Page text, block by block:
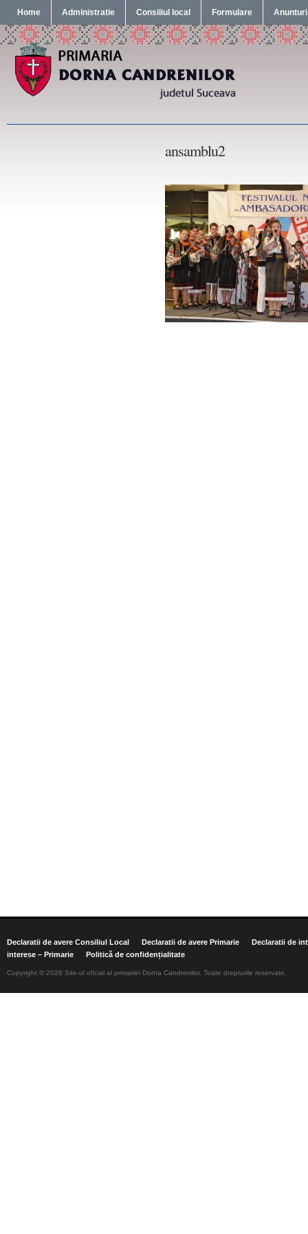
Home Administratie Consiliul local Formulare Anunturi
ansamblu2
Declaratii de avere Consiliul Local Declaratii de avere Primarie
Declaratii de
interese – Primarie
Politică de confidențialitate
Copyright © 2026 Site-ul oficial al primariei Dorna Candrenilor. Toate drepturile rezervate.